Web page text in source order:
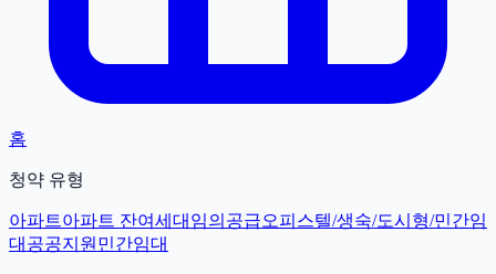
홈
청약 유형
아파트아파트 잔여세대 임의공급오피스텔/생숙/도시형/민간임
대 공공지원민간임대